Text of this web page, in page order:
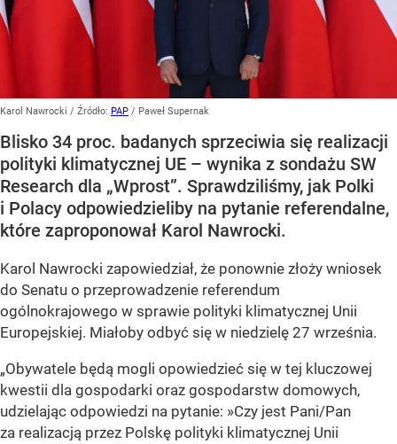
Karol Nawrocki / Źródło: PAP / Paweł Supernak
Blisko 34 proc. badanych sprzeciwia się realizacji
polityki klimatycznej UE – wynika z sondażu SW
Research dla „Wprost”. Sprawdziliśmy, jak Polki
i Polacy odpowiedzieliby na pytanie referendalne,
które zaproponował Karol Nawrocki.
Karol Nawrocki zapowiedział, że ponownie złoży wniosek
do Senatu o przeprowadzenie referendum
ogólnokrajowego w sprawie polityki klimatycznej Unii
Europejskiej. Miałoby odbyć się w niedzielę 27 września.
„Obywatele będą mogli opowiedzieć się w tej kluczowej
kwestii dla gospodarki oraz gospodarstw domowych,
udzielając odpowiedzi na pytanie: »Czy jest Pani/Pan
za realizacją przez Polskę polityki klimatycznej Unii